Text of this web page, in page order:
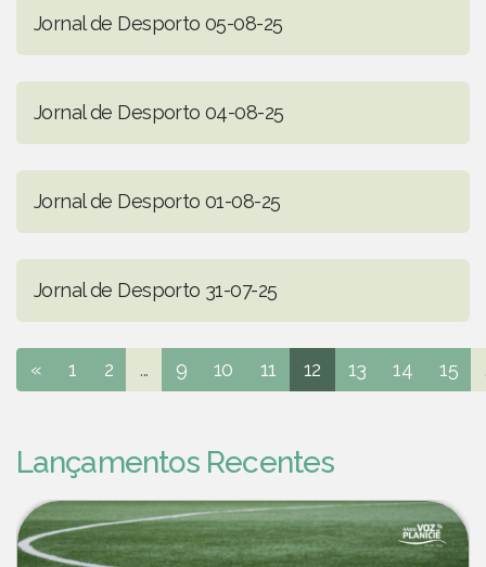
Jornal de Desporto 05-08-25
Jornal de Desporto 04-08-25
Jornal de Desporto 01-08-25
Jornal de Desporto 31-07-25
« 1 2 ... 9 10 11 12 13 14 15
Lançamentos Recentes